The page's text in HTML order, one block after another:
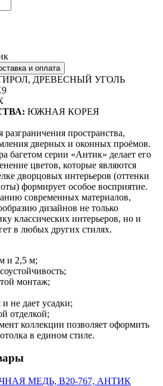
и оплата
ДРЕВЕСНЫЙ УГОЛЬ
ЮЖНАЯ КОРЕЯ
разграничения пространства,
дверных и оконных проёмов.
багетом серии «Антик» делает его
цветов, которые являются
дворцовых интерьеров (оттенки
формирует особое восприятие.
современных материалов,
дизайнов не только
классических интерьеров, но и
в любых других стилях.
и 2,5 м;
монтаж;
не дает усадки;
отделкой;
коллекции позволяет оформить
в едином стиле.